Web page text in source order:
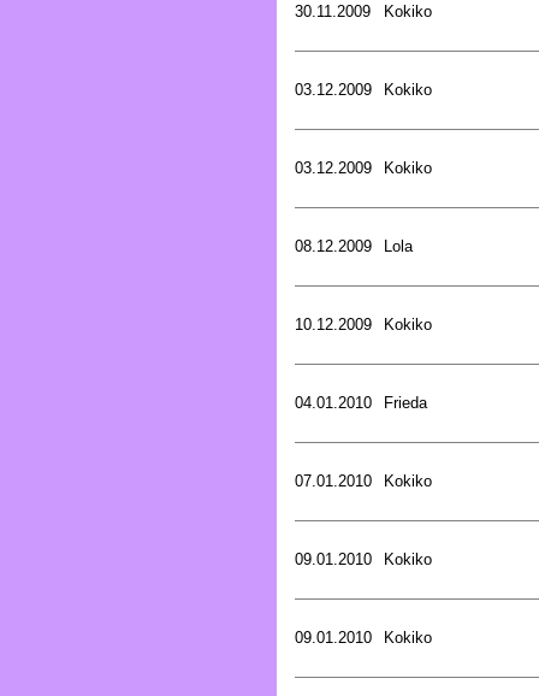
30.11.2009 Kokiko
03.12.2009 Kokiko
03.12.2009 Kokiko
08.12.2009 Lola
10.12.2009 Kokiko
04.01.2010 Frieda
07.01.2010 Kokiko
09.01.2010 Kokiko
09.01.2010 Kokiko